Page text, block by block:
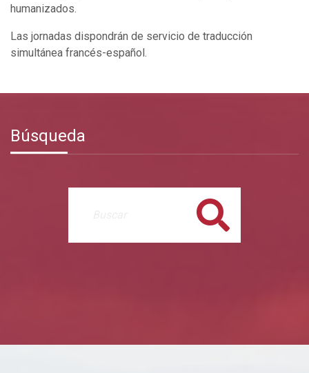
humanizados.
Las jornadas dispondrán de servicio de traducción
simultánea francés-español.
Búsqueda
Buscar